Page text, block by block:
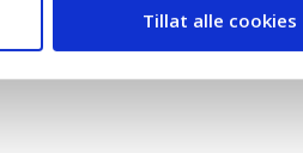
Tillat alle cookies